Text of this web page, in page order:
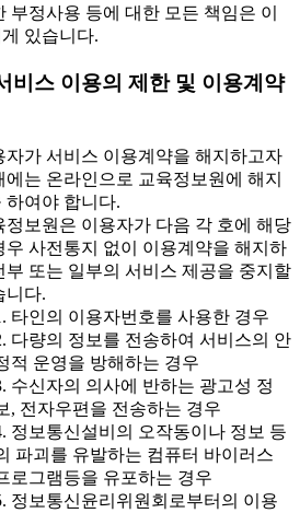
부정사용 등에 대한 모든 책임은 이
있습니다.
비스 이용의 제한 및 이용계약
가 서비스 이용계약을 해지하고자
에는 온라인으로 교육정보원에 해지
하여야 합니다.
보원은 이용자가 다음 각 호에 해당
우 사전통지 없이 이용계약을 해지하
부 또는 일부의 서비스 제공을 중지할
니다.
타인의 이용자번호를 사용한 경우
다량의 정보를 전송하여 서비스의 안
적 운영을 방해하는 경우
수신자의 의사에 반하는 광고성 정
, 전자우편을 전송하는 경우
정보통신설비의 오작동이나 정보 등
파괴를 유발하는 컴퓨터 바이러스
로그램등을 유포하는 경우
정보통신윤리위원회로부터의 이용